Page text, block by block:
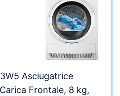
Asciugatrice
Frontale, 8 kg,